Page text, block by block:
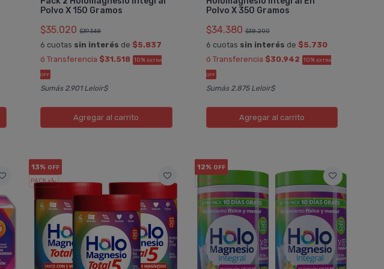
Polvo X 150 Gramos
$35.020 $39.348
6 cuotas sin interés de $5.837
ó Transferencia $31.518 10% EXTRA
OFF
Sumás 2.901 Leloir$
Agregar al carrito
Polvo X 350 Gramos
$34.380 $38.200
6 cuotas sin interés de $5.730
ó Transferencia $30.942 10% EXTRA
OFF
Sumás 2.875 Leloir$
Agregaral carrito
13% OFF
PACK x3u.
12% OFF
PACK x2u.